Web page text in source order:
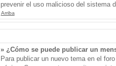
prevenir el uso malicioso del sistema
Arriba
» ¿Cómo se puede publicar un
Para publicar un nuevo tema en el